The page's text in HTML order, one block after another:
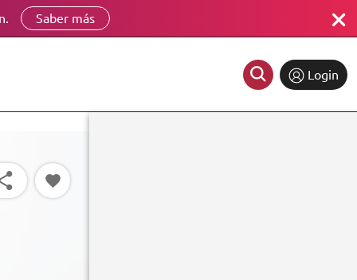
Saber más
Login